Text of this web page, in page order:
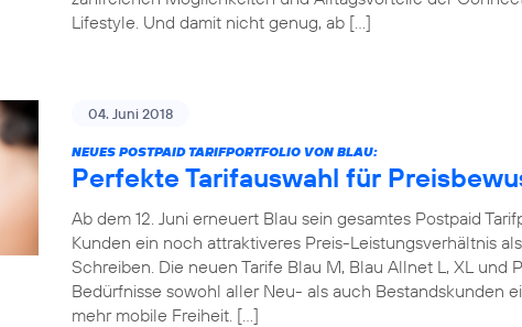
Lifestyle. Und damit nicht genug, ab […]
04. Juni 2018
NEUES POSTPAID TARIFPORTFOLIO VON BLAU:
Perfekte Tarifauswahl für
Ab dem 12. Juni erneuert Blau sein gesamtes Postpaid
Kunden ein noch attraktiveres Preis-Leistungsverhältnis
Schreiben. Die neuen Tarife Blau M, Blau Allnet L, XL und
Bedürfnisse sowohl aller Neu- als auch Bestandskunden
mehr mobile Freiheit. […]